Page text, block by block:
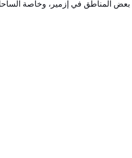
بعض المناطق في إزمير، وخاصة